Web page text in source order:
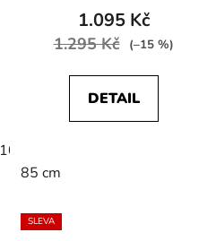
100 cm
Cognac
1.095 Kč
1.295 Kč (–15 %)
DETAIL
85 cm
SLEVA